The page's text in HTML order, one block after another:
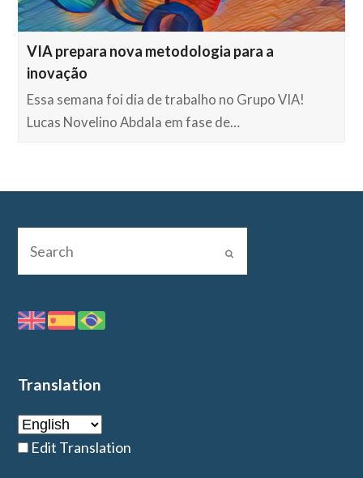
VIA prepara nova metodologia para a
inovação
Essa semana foi dia de trabalho no Grupo VIA!
Lucas Novelino Abdala em fase de…
Translation
Edit Translation